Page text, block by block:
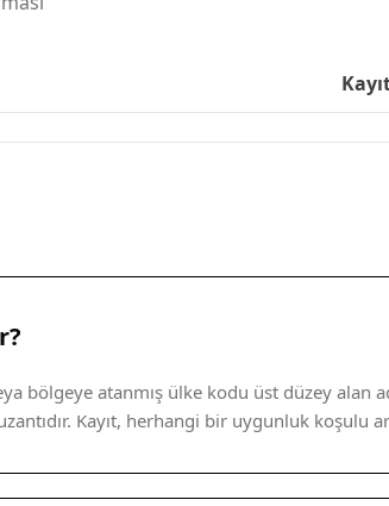
bölgeye atanmış ülke kodu üst düzey alan
Kayıt, herhangi bir uygunluk koşulu